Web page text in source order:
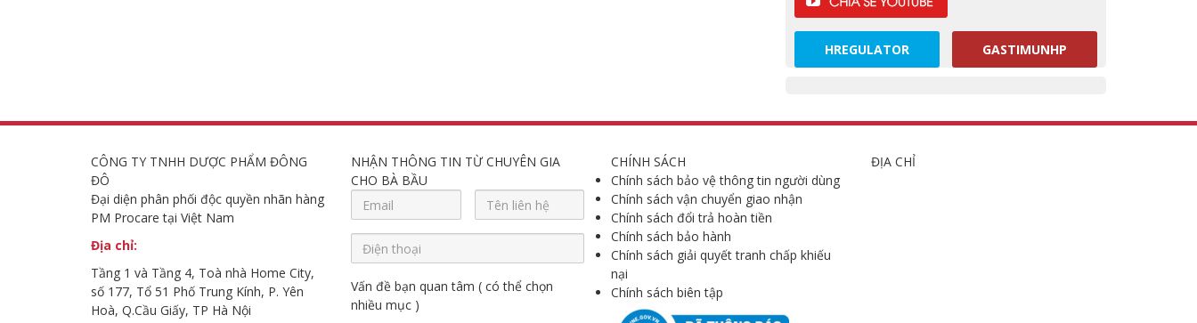
HREGULATOR GASTIMUNHP
CÔNG TY TNHH DƯỢC PHẨM ĐÔNG
ĐÔ
Đại diện phân phối độc quyền nhãn hàng
PM Procare tại Việt Nam
Địa chỉ:
Tầng 1 và Tầng 4, Toà nhà Home City,
số 177, Tổ 51 Phố Trung Kính, P. Yên
Hoà, Q.Cầu Giấy, TP Hà Nội
NHẬN THÔNG TIN TỪ CHUYÊN GIA
CHO BÀ BẦU
Vấn đề bạn quan tâm ( có thể chọn
nhiều mục )
CHÍNH SÁCH
Chính sách bảo vệ thông tin người dùng
Chính sách vận chuyển giao nhận
Chính sách đổi trả hoàn tiền
Chính sách bảo hành
Chính sách giải quyết tranh chấp khiếu
nại
Chính sách biên tập
ĐỊA CHỈ